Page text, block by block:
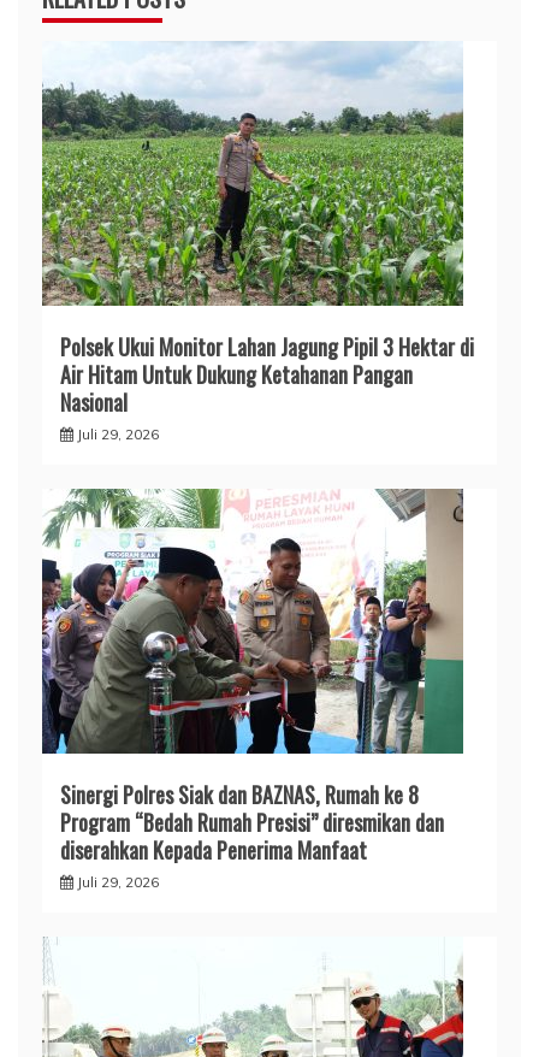
Polsek Ukui Monitor Lahan Jagung Pipil 3 Hektar di
Air Hitam Untuk Dukung Ketahanan Pangan
Nasional
Juli 29, 2026
Sinergi Polres Siak dan BAZNAS, Rumah ke 8
Program “Bedah Rumah Presisi” diresmikan dan
diserahkan Kepada Penerima Manfaat
Juli 29, 2026